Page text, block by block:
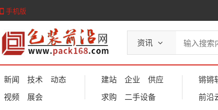
手机版
资讯
新闻 技术
动态
视频
展会
建站 企业
供应
求购
二手设备
锵锵
前沿